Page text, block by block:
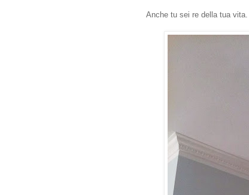
Anche tu sei re della tua vita.